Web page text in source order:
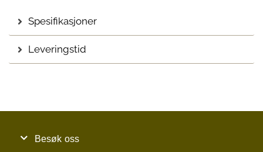
Spesifikasjoner
Leveringstid
Besøk oss